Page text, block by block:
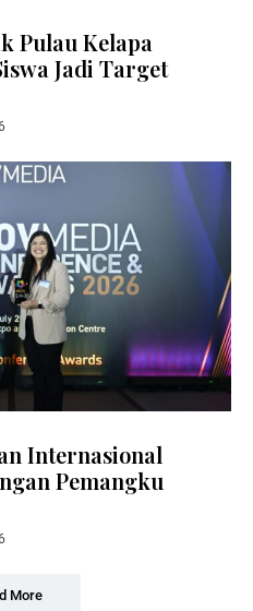
Pulau Kelapa
Jadi Target
Internasional
Pemangku
More